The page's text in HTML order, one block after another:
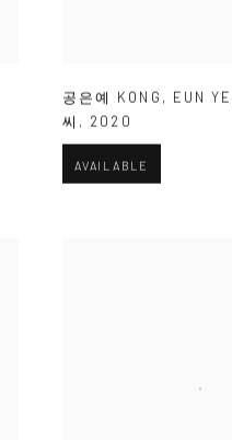
공은예 KONG , EUN YE
씨 , 2020
AVAILABLE